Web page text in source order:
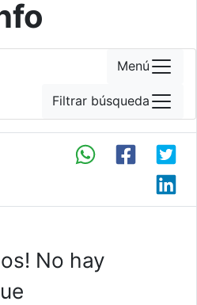
No hay
Menú
Filtrar búsqueda